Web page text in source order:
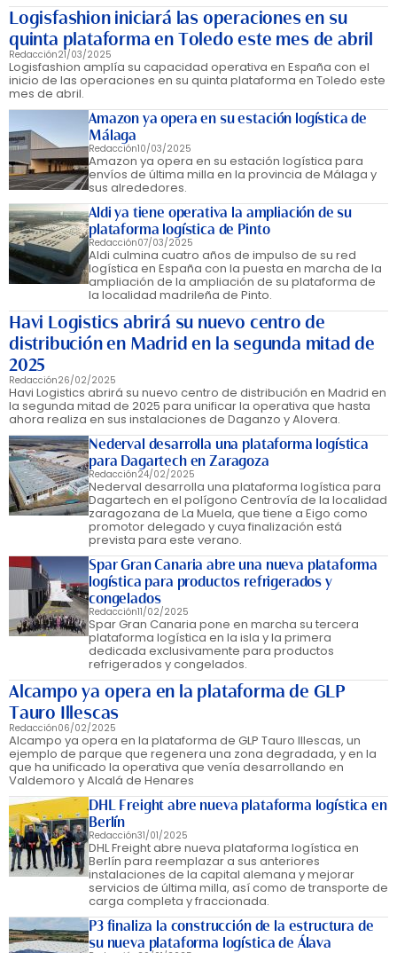
Logisfashion iniciará las operaciones en su
quinta plataforma en Toledo este mes de abril
Redacción21/03/2025
Logisfashion amplía su capacidad operativa en España con el
inicio de las operaciones en su quinta plataforma en Toledo este
mes de abril.
Amazon ya opera en su estación logística de
Málaga
Redacción10/03/2025
Amazon ya opera en su estación logística para
envíos de última milla en la provincia de Málaga y
sus alrededores.
Aldi ya tiene operativa la ampliación de su
plataforma logística de Pinto
Redacción07/03/2025
Aldi culmina cuatro años de impulso de su red
logística en España con la puesta en marcha de la
ampliación de la ampliación de su plataforma de
la localidad madrileña de Pinto.
Havi Logistics abrirá su nuevo centro de
distribución en Madrid en la segunda mitad de
2025
Redacción26/02/2025
Havi Logistics abrirá su nuevo centro de distribución en Madrid en
la segunda mitad de 2025 para unificar la operativa que hasta
ahora realiza en sus instalaciones de Daganzo y Alovera.
Nederval desarrolla una plataforma logística
para Dagartech en Zaragoza
Redacción24/02/2025
Nederval desarrolla una plataforma logística para
Dagartech en el polígono Centrovía de la localidad
zaragozana de La Muela, que tiene a Eigo como
promotor delegado y cuya finalización está
prevista para este verano.
Spar Gran Canaria abre una nueva plataforma
logística para productos refrigerados y
congelados
Redacción11/02/2025
Spar Gran Canaria pone en marcha su tercera
plataforma logística en la isla y la primera
dedicada exclusivamente para productos
refrigerados y congelados.
Alcampo ya opera en la plataforma de GLP
Tauro Illescas
Redacción06/02/2025
Alcampo ya opera en la plataforma de GLP Tauro Illescas, un
ejemplo de parque que regenera una zona degradada, y en la
que ha unificado la operativa que venía desarrollando en
Valdemoro y Alcalá de Henares
DHL Freight abre nueva plataforma logística en
Berlín
Redacción31/01/2025
DHL Freight abre nueva plataforma logística en
Berlín para reemplazar a sus anteriores
instalaciones de la capital alemana y mejorar
servicios de última milla, así como de transporte de
carga completa y fraccionada.
P3 finaliza la construcción de la estructura de
su nueva plataforma logística de Álava